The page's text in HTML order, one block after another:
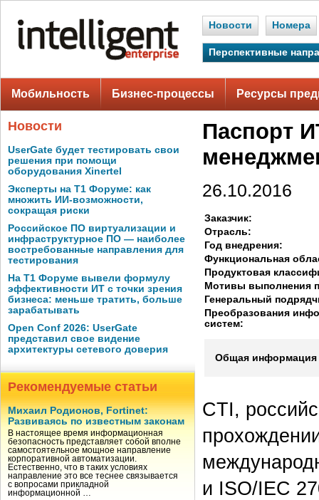
Новости Номера
Перспективные
Мобильность Бизнес-процессы Ресурсы
Новости
UserGate будет тестировать свои
решения при помощи
оборудования Xinertel
Эксперты на Т1 Форуме: как
множить ИИ-возможности,
сокращая риски
Российское ПО виртуализации и
инфраструктурное ПО — наиболее
востребованные направления для
тестирования
На Т1 Форуме вывели формулу
эффективности ИТ с точки зрения
бизнеса: меньше тратить, больше
зарабатывать
Open Conf 2026: UserGate
представил свое видение
архитектуры сетевого доверия
Рекомендуемые статьи
Михаил Родионов, Fortinet:
Развиваясь по известным законам
В настоящее время информационная
безопасность представляет собой вполне
самостоятельное мощное направление
корпоративной автоматизации.
Естественно, что в таких условиях
направление это все теснее связывается
с вопросами прикладной
информационной …
Паспорт
26.10.2016
Заказчик:
Отрасль:
Год внедрения:
Функциональная
Продуктовая
Мотивы выполнения
Генеральный
Преобразования
систем:
Общая информация
CTI,
и ISO/IEC